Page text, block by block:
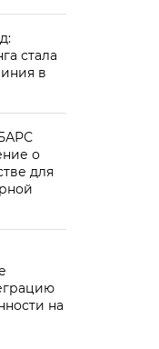
стала
в
о
для
на